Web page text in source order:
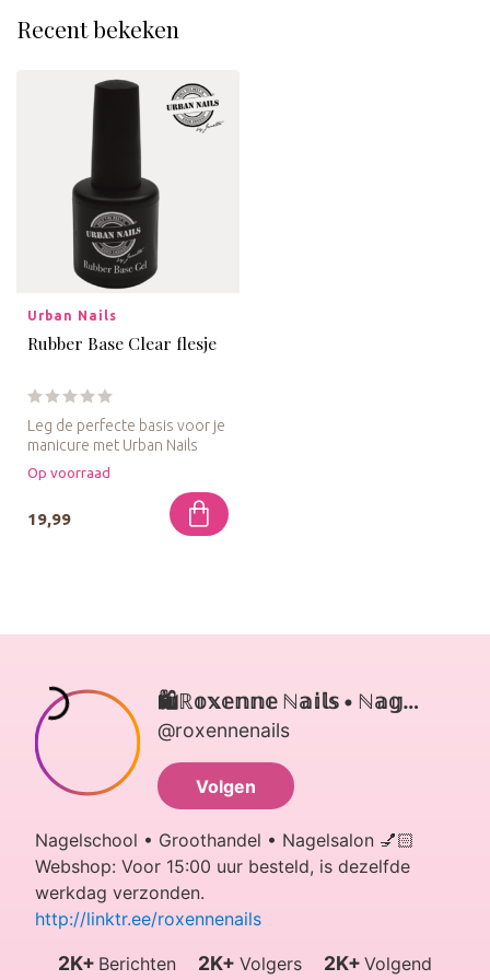
Recent bekeken
Urban Nails
Rubber Base Clear flesje
Leg de perfecte basis voor je
manicure met Urban Nails
Rubber Base Clear Gel, jo...
Op voorraad
19,99